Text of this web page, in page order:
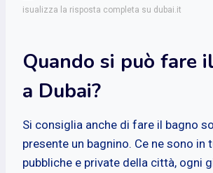
isualizza la risposta completa su dubai.it
Quando si può fare
a Dubai?
Si consiglia anche di fare il bagno
presente un bagnino. Ce ne sono in
pubbliche e private della città, ogni